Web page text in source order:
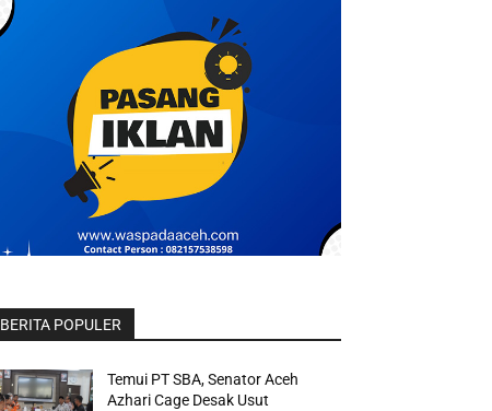
BERITA POPULER
Temui PT SBA, Senator Aceh
Azhari Cage Desak Usut